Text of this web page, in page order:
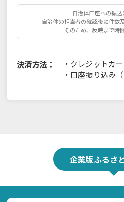
自治体口座への振込
自治体の担当者の確認後に件数
そのため、反映まで時
決済方法： ・ クレジットカ
・ 口座振り込み（
企業版ふるさ